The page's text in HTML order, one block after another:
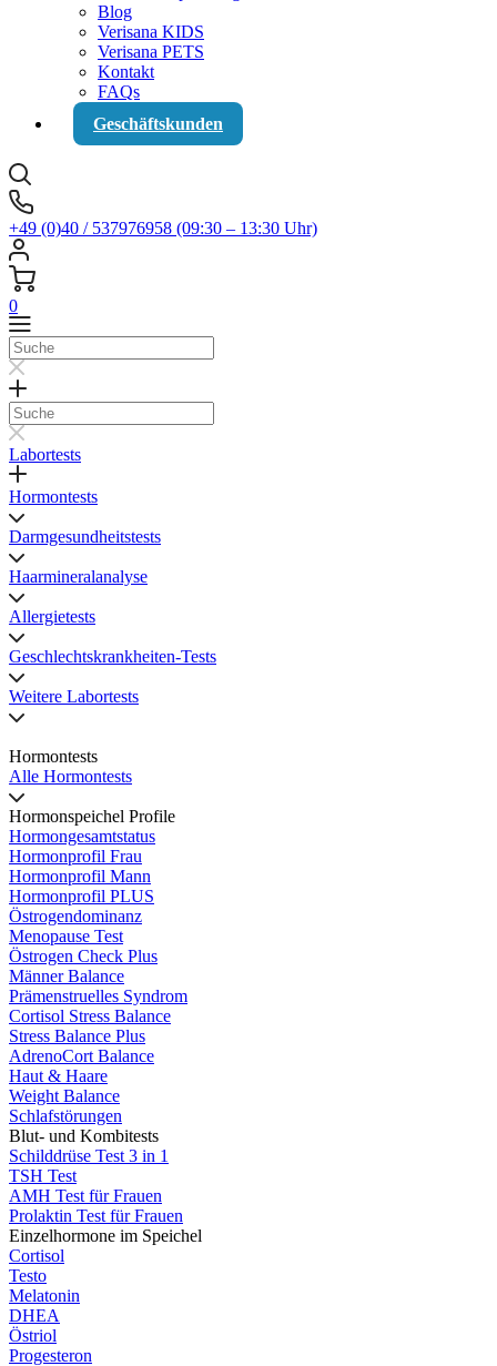
Blog
Verisana KIDS
Verisana PETS
Kontakt
FAQs
Geschäftskunden
+49 (0)40 / 537976958 (09:30 – 13:30 Uhr)
0
Suche
Suche
Labortests
Hormontests
Darmgesundheitstests
Haarmineralanalyse
Allergietests
Geschlechtskrankheiten-Tests
Weitere Labortests
Hormontests
Alle Hormontests
Hormonspeichel Profile
Hormongesamtstatus
Hormonprofil Frau
Hormonprofil Mann
Hormonprofil PLUS
Östrogendominanz
Menopause Test
Östrogen Check Plus
Männer Balance
Prämenstruelles Syndrom
Cortisol Stress Balance
Stress Balance Plus
AdrenoCort Balance
Haut & Haare
Weight Balance
Schlafstörungen
Blut- und Kombitests
Schilddrüse Test 3 in 1
TSH Test
AMH Test für Frauen
Prolaktin Test für Frauen
Einzelhormone im Speichel
Cortisol
Testo
Melatonin
DHEA
Östriol
Progesteron